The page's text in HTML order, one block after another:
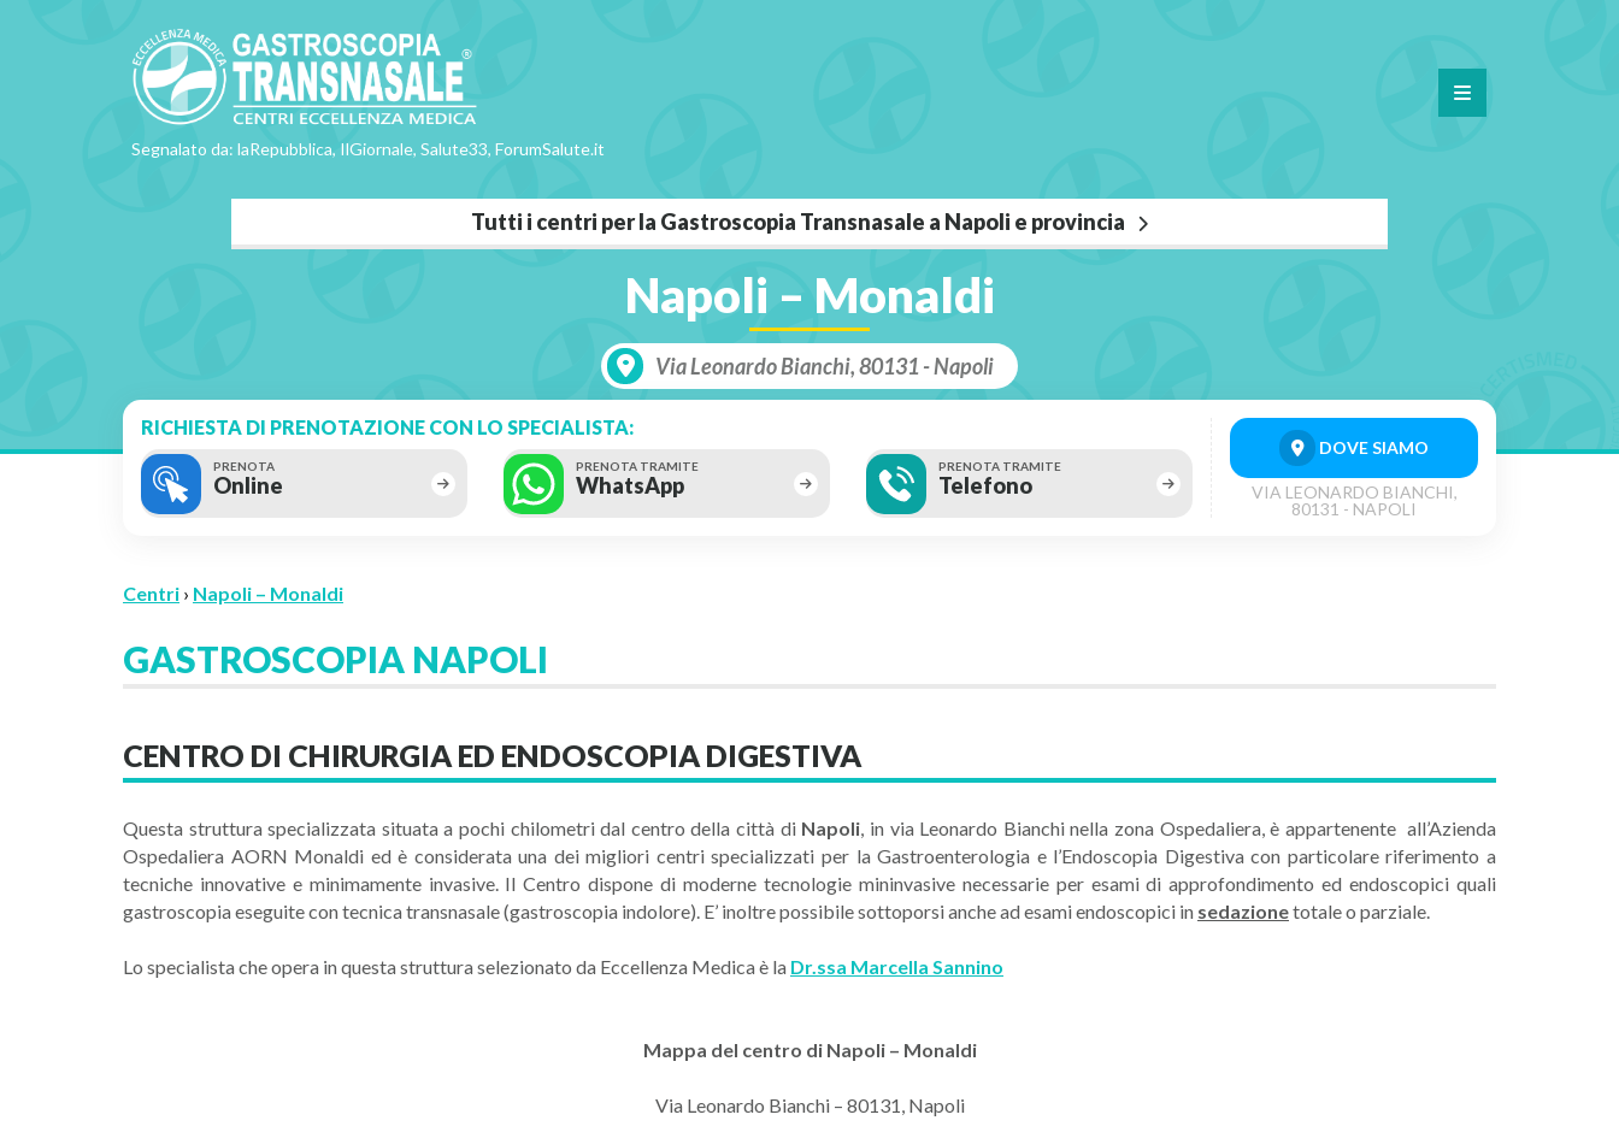
Segnalato da: laRepubblica, IlGiornale, Salute33, ForumSalute.it
Tutti i centri per la Gastroscopia Transnasale a Napoli e provincia
Napoli – Monaldi
Via Leonardo Bianchi, 80131 - Napoli
RICHIESTA DI PRENOTAZIONE CON LO SPECIALISTA:
PRENOTA
Online
PRENOTA TRAMITE
WhatsApp
PRENOTA TRAMITE
Telefono
DOVE SIAMO
VIA LEONARDO BIANCHI,
80131 - NAPOLI
Centri › Napoli – Monaldi
GASTROSCOPIA NAPOLI
CENTRO DI CHIRURGIA ED ENDOSCOPIA DIGESTIVA
Questa struttura specializzata situata a pochi chilometri dal centro della città di Napoli, in via Leonardo Bianchi nella zona Ospedaliera, è appartenente all’Azienda
Ospedaliera AORN Monaldi ed è considerata una dei migliori centri specializzati per la Gastroenterologia e l’Endoscopia Digestiva con particolare riferimento a
tecniche innovative e minimamente invasive. Il Centro dispone di moderne tecnologie mininvasive necessarie per esami di approfondimento ed endoscopici quali
gastroscopia eseguite con tecnica transnasale (gastroscopia indolore). E’ inoltre possibile sottoporsi anche ad esami endoscopici in sedazionetotale o parziale.
Lo specialista che opera in questa struttura selezionato da Eccellenza Medica è la Dr.ssa Marcella Sannino
Mappa del centro di Napoli – Monaldi
Via Leonardo Bianchi – 80131, Napoli